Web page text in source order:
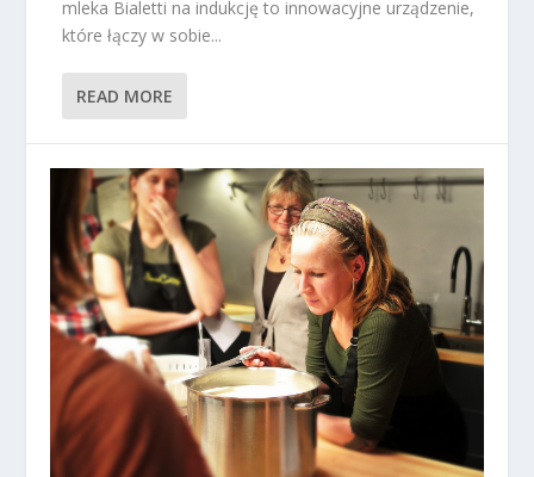
mleka Bialetti na indukcję to innowacyjne urządzenie,
które łączy w sobie...
READ MORE